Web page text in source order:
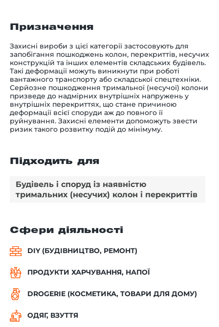
Призначення
Захисні вироби з цієї категорії застосовують для
запобігання пошкоджень колон, перекриттів, несучих
конструкцій та інших елементів складських будівель.
Такі деформації можуть виникнути при роботі
вантажного транспорту або складської спецтехніки.
Серйозне пошкодження тримальної (несучої) колони
призведе до надмірних внутрішніх напружень у
внутрішніх перекриттях, що стане причиною
деформації всієї споруди аж до повного її
руйнування. Захисні елементи допоможуть звести
ризик такого розвитку подій до мінімуму.
Підходить для
Будівель і споруд із наявністю
тримальних (несучих) колон і перекриттів
Сфери діяльності
DIY (БУДІВНИЦТВО, РЕМОНТ)
ПРОДУКТИ ХАРЧУВАННЯ, НАПОЇ
DROGERIE (КОСМЕТИКА, ТОВАРИ ДЛЯ ДОМУ)
ОДЯГ, ВЗУТТЯ